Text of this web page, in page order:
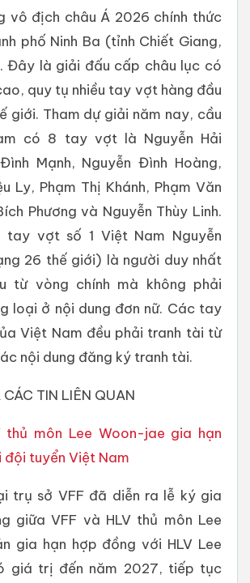
vô địch châu Á 2026 chính thức
phố Ninh Ba (tỉnh Chiết Giang,
Đây là giải đấu cấp châu lục có
quy tụ nhiều tay vợt hàng đầu
giới. Tham dự giải năm nay, cầu
có 8 tay vợt là Nguyễn Hải
Mạnh, Nguyễn Đình Hoàng,
Ly, Phạm Thị Khánh, Phạm Văn
Phương và Nguyễn Thùy Linh.
tay vợt số 1 Việt Nam Nguyễn
26 thế giới) là người duy nhất
từ vòng chính mà không phải
loại ở nội dung đơn nữ. Các tay
Việt Nam đều phải tranh tài từ
nội dung đăng ký tranh tài.
TIN LIÊN QUAN
thủ môn Lee Woon-jae gia hạn
tuyển Việt Nam
trụ sở VFF đã diễn ra lễ ký gia
giữa VFF và HLV thủ môn Lee
gia hạn hợp đồng với HLV Lee
giá trị đến năm 2027, tiếp tục